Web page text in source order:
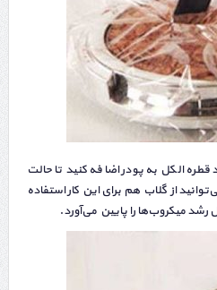
الکل به پودر اضافه کنید تا حالت
از گلاب هم برای این کار استفاده
رشد میکروب‌ها را پایین می‌آورد.